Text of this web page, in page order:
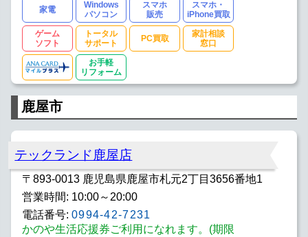
家電
Windows
パソコン
スマホ
販売
スマホ・
iPhone買取
ゲーム
ソフト
トータル
サポート
PC買取
家計相談
窓口
お手軽
リフォーム
鹿屋市
テックランド鹿屋店
〒893-0013 鹿児島県鹿屋市札元2丁目3656番地1
営業時間: 10:00～20:00
電話番号: 0994-42-7231
かのや生活応援券ご利用になれます。(期限